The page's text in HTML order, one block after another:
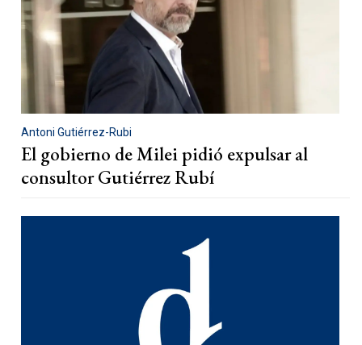
Antoni Gutiérrez-Rubi
El gobierno de Milei pidió expulsar al
consultor Gutiérrez Rubí